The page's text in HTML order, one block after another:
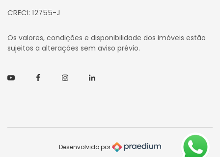
CRECI: 12755-J
Os valores, condições e disponibilidade dos imóveis estão
sujeitos a alterações sem aviso prévio.
YoutubeFacebookInstagramLinkedin
Desenvolvido por